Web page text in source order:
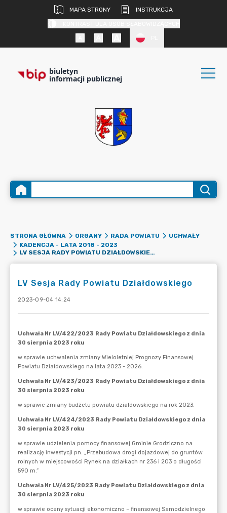
MAPA STRONY
INSTRUKCJA
biuletyn
informacji publicznej
STRONA GŁÓWNA ORGANY RADA POWIATU
UCHWAŁY
KADENCJA - LATA 2018 - 2023
LV SESJA RADY POWIATU DZIAŁDOWSKIEGO
LV Sesja Rady Powiatu Działdowskiego
2023-09-04 14:24